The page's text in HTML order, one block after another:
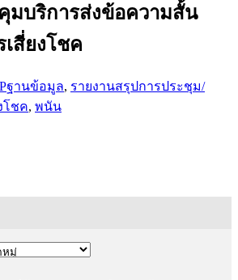
มบริการส่งข้อความสั้น
เสี่ยงโชค
ฐานข้อมูล, รายงานสรุปการประชุม/
โชค, พนัน